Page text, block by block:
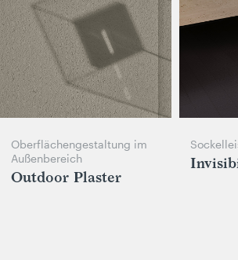
Oberflächengestaltung im
Außenbereich
Outdoor Plaster